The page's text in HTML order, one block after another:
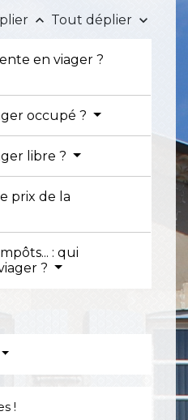
keyboard_arrow_up Tout déplier keyboard_arrow_down
en viager ?
occupé ?
libre ?
prix de la
: qui
?
!